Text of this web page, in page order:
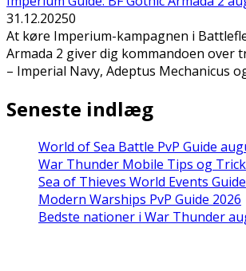
31.12.20250
At køre Imperium-kampagnen i
Armada 2 giver dig kommandoen over
– Imperial Navy, Adeptus Mechanicus
Seneste indlæg
World of Sea Battle PvP Guide
War Thunder Mobile Tips og
Sea of Thieves World Events
Modern Warships PvP Guide 2026
Bedste nationer i War Thunder